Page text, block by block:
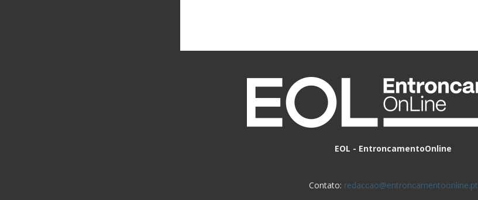
EOL - EntroncamentoOnline
Contato: redaccao@entroncamentoonline.pt